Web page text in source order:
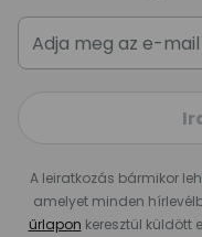
A leiratkozás bármikor
amelyet minden
űrlapon keresztül küldött